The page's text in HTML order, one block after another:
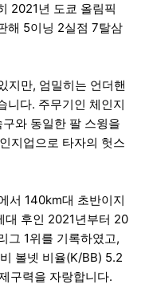
2021년 도쿄 올림픽
해 5이닝 2실점 7탈삼
지만, 엄밀히는 언더핸
니다. 주무기인 체인지
와 동일한 팔 스윙을
지업으로 타자의 헛스
서 140km대 초반이지
대 후인 2021년부터 20
그 1위를 기록하였고,
볼넷 비율(K/BB) 5.2
구력을 자랑합니다.